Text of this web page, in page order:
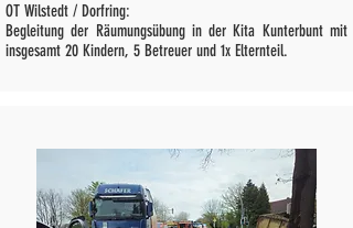
OT Wilstedt / Dorfring:
Begleitung der Räumungsübung in der Kita Kunterbunt mit
insgesamt 20 Kindern, 5 Betreuer und 1x Elternteil.